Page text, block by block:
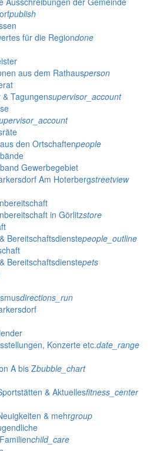
publish
für die Regiondone
aus dem Rathausperson
& Tagungensupervisor_account
den Ortschaftenpeople
Gewerbegebiet
Am Hoterbergstreetview
in Görlitzstore
Bereitschaftsdienstepeople_outline
Bereitschaftsdienstepets
directions_run
Konzerte etc.date_range
A bis Zbubble_chart
& Aktuellesfitness_center
& mehrgroup
child_care